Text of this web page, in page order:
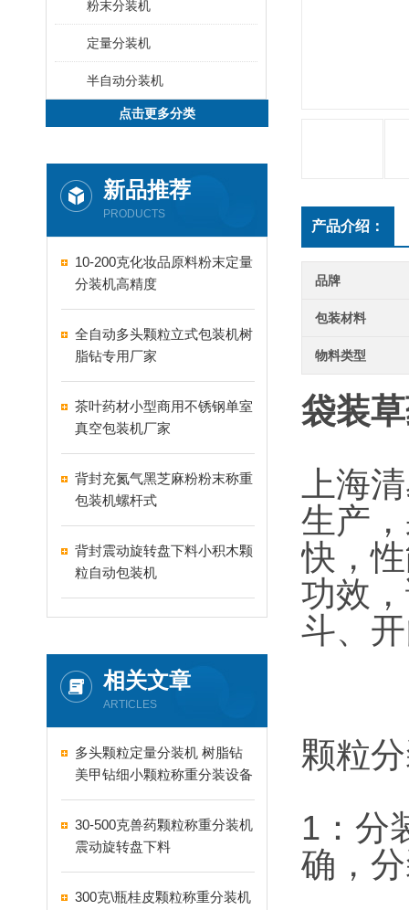
粉末分装机
定量分装机
半自动分装机
点击更多分类
新品推荐
PRODUCTS
10-200克化妆品原料粉末定量
分装机高精度
全自动多头颗粒立式包装机树
脂钻专用厂家
茶叶药材小型商用不锈钢单室
真空包装机厂家
背封充氮气黑芝麻粉粉末称重
包装机螺杆式
背封震动旋转盘下料小积木颗
粒自动包装机
相关文章
ARTICLES
多头颗粒定量分装机 树脂钻
美甲钻细小颗粒称重分装设备
支持24-60头定制
30-500克兽药颗粒称重分装机
震动旋转盘下料
300克\瓶桂皮颗粒称重分装机
产品介绍：
品牌
包装材料
物料类型
袋装
上海
生产
快，
功效
斗、
颗粒
1：分
确，